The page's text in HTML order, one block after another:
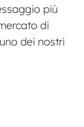
più
di
dei nostri